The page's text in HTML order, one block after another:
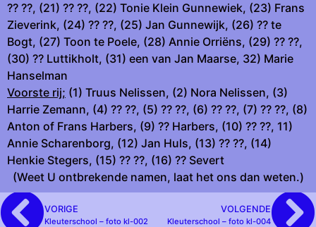
?? ??, (21) ?? ??, (22) Tonie Klein Gunnewiek, (23) Frans
Zieverink, (24) ?? ??, (25) Jan Gunnewijk, (26) ?? te
Bogt, (27) Toon te Poele, (28) Annie Orriëns, (29) ?? ??,
(30) ?? Luttikholt, (31) een van Jan Maarse, 32) Marie
Hanselman
Voorste rij; (1) Truus Nelissen, (2) Nora Nelissen, (3)
Harrie Zemann, (4) ?? ??, (5) ?? ??, (6) ?? ??, (7) ?? ??, (8)
Anton of Frans Harbers, (9) ?? Harbers, (10) ?? ??, 11)
Annie Scharenborg, (12) Jan Huls, (13) ?? ??, (14)
Henkie Stegers, (15) ?? ??, (16) ?? Severt
(Weet U ontbrekende namen, laat het ons dan weten.)
VORIGE
Kleuterschool – foto kl-002
VOLGENDE
Kleuterschool – foto kl-004